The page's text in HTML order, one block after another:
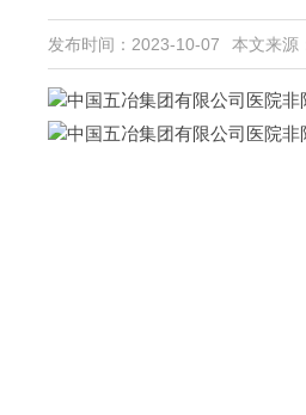
发布时间：2023-10-07 本文来源
中国五冶集团有限公司医院
中国五冶集团有限公司医院